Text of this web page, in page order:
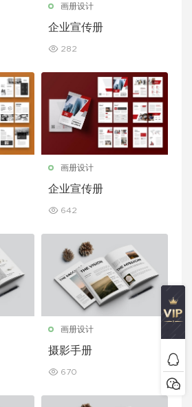
画册设计
企业宣传册
282
画册设计
企业宣传册
642
画册设计
摄影手册
670